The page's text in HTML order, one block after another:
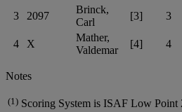
3 2097
Brinck,
Carl
[3] 3
4 X
Mather,
Valdemar
[4] 4
Notes
(1) Scoring System is ISAF Low Point